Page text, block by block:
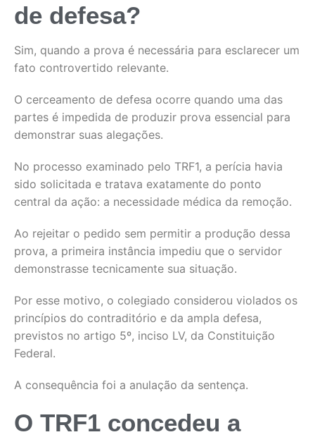
de defesa?
Sim, quando a prova é necessária para esclarecer um
fato controvertido relevante.
O cerceamento de defesa ocorre quando uma das
partes é impedida de produzir prova essencial para
demonstrar suas alegações.
No processo examinado pelo TRF1, a perícia havia
sido solicitada e tratava exatamente do ponto
central da ação: a necessidade médica da remoção.
Ao rejeitar o pedido sem permitir a produção dessa
prova, a primeira instância impediu que o servidor
demonstrasse tecnicamente sua situação.
Por esse motivo, o colegiado considerou violados os
princípios do contraditório e da ampla defesa,
previstos no artigo 5º, inciso LV, da Constituição
Federal.
A consequência foi a anulação da sentença.
O TRF1 concedeu a